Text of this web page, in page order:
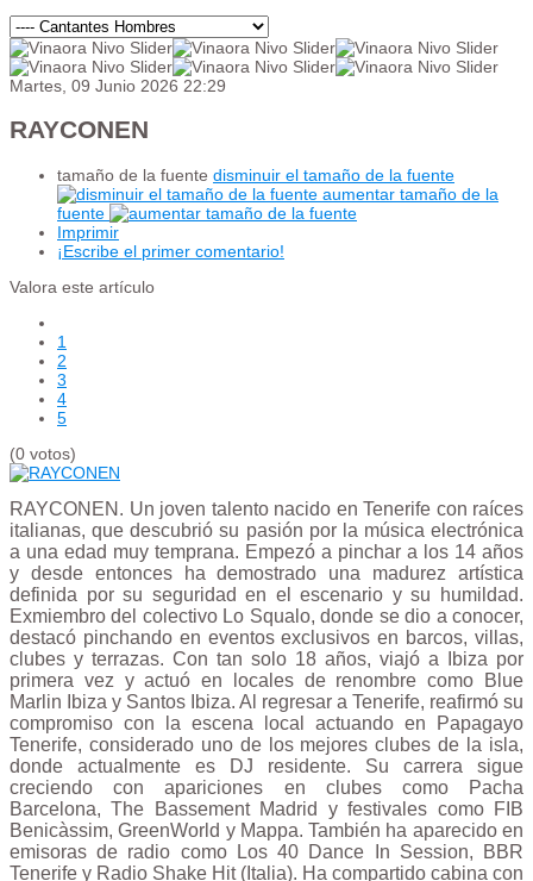
Martes, 09 Junio 2026 22:29
RAYCONEN
tamaño de la fuente disminuir el tamaño de la fuente
aumentar tamaño de la
fuente
Imprimir
¡Escribe el primer comentario!
Valora este artículo
1
2
3
4
5
(0 votos)
RAYCONEN. Un joven talento nacido en Tenerife con raíces
italianas, que descubrió su pasión por la música electrónica
a una edad muy temprana. Empezó a pinchar a los 14 años
y desde entonces ha demostrado una madurez artística
definida por su seguridad en el escenario y su humildad.
Exmiembro del colectivo Lo Squalo, donde se dio a conocer,
destacó pinchando en eventos exclusivos en barcos, villas,
clubes y terrazas. Con tan solo 18 años, viajó a Ibiza por
primera vez y actuó en locales de renombre como Blue
Marlin Ibiza y Santos Ibiza. Al regresar a Tenerife, reafirmó su
compromiso con la escena local actuando en Papagayo
Tenerife, considerado uno de los mejores clubes de la isla,
donde actualmente es DJ residente. Su carrera sigue
creciendo con apariciones en clubes como Pacha
Barcelona, ​​The Bassement Madrid y festivales como FIB
Benicàssim, GreenWorld y Mappa. También ha aparecido en
emisoras de radio como Los 40 Dance In Session, BBR
Tenerife y Radio Shake Hit (Italia). Ha compartido cabina con